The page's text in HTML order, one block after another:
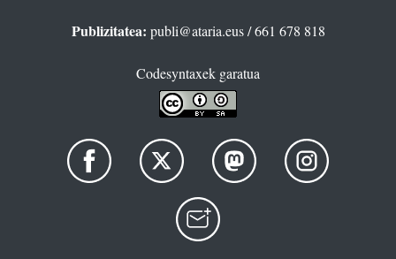
Publizitatea: publi@ataria.eus/ 661 678 818
Codesyntaxek garatua